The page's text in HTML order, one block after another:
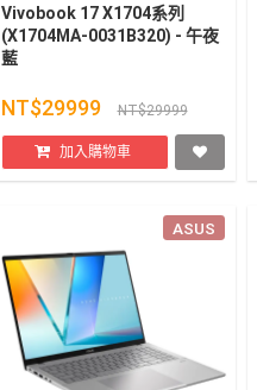
Vivobook 17 X1704系列
(X1704MA-0031B320) - 午夜
藍
NT$29999 NT$29999
加入購物車
ASUS